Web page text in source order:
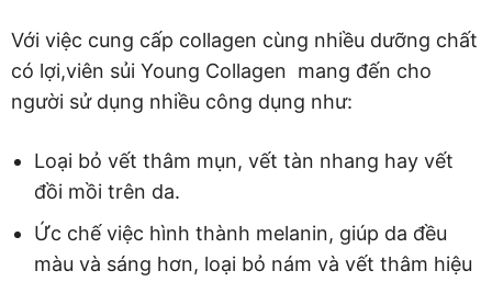
Với việc cung cấp collagen cùng nhiều dưỡng chất
có lợi,viên sủi Young Collagen mang đến cho
người sử dụng nhiều công dụng như:
Loại bỏ vết thâm mụn, vết tàn nhang hay vết
đồi mồi trên da.
Ức chế việc hình thành melanin, giúp da đều
màu và sáng hơn, loại bỏ nám và vết thâm hiệu